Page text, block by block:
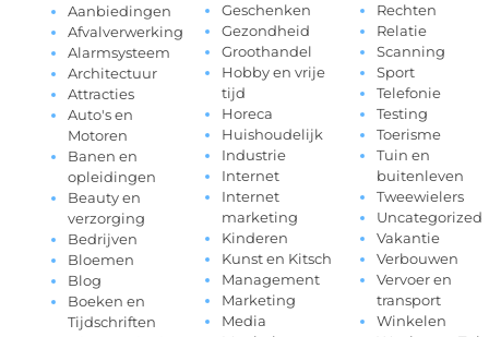
Aanbiedingen
Afvalverwerking
Alarmsysteem
Architectuur
Attracties
Auto's en
Motoren
Banen en
opleidingen
Beauty en
verzorging
Bedrijven
Bloemen
Blog
Boeken en
Tijdschriften
Geschenken
Gezondheid
Groothandel
Hobby en vrije
tijd
Horeca
Huishoudelijk
Industrie
Internet
Internet
marketing
Kinderen
Kunst en Kitsch
Management
Marketing
Media
Rechten
Relatie
Scanning
Sport
Telefonie
Testing
Toerisme
Tuin en
buitenleven
Tweewielers
Uncategorized
Vakantie
Verbouwen
Vervoer en
transport
Winkelen